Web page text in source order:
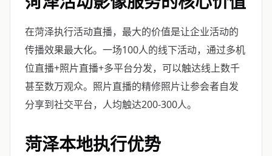
在菏泽执行活动直播，最大的价值是让企业活动的
传播效果最大化。一场100人的线下活动，通过多机
位直播+照片直播+多平台分发，可以触达线上数千
甚至数万观众。照片直播的精修照片让参会者自发
分享到社交平台，人均触达200-300人。
菏泽本地执行优势